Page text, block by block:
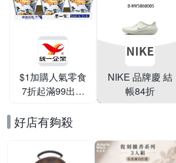
$1加購人氣零食
7折起滿99出貨
NIKE 品牌慶 結
帳84折
好店有夠殺